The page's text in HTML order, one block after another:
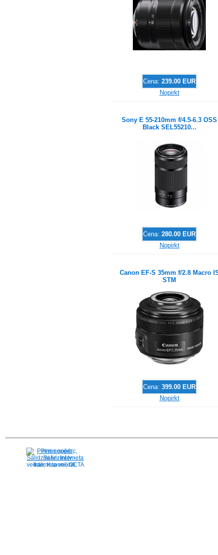
Cena: 239.00 EUR
Nopirkt
Sony E 55-210mm f/4.5-6.3 OSS
Black SEL55210...
Cena: 280.00 EUR
Nopirkt
Canon EF-S 35mm f/2.8 Macro
STM
Cena: 399.00 EUR
Nopirkt
Pirms nopērc,
Salidzini.lv - Interneta
veikali, Kuponi, OCTA